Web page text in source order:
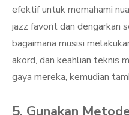
efektif untuk memahami
jazz favorit dan dengarkan
bagaimana musisi
akord, dan keahlian teknis
gaya mereka, kemudian
5. Gunakan